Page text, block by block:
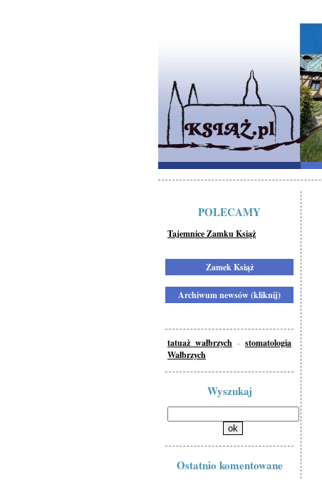
POLECAMY
Tajemnice Zamku Książ
Zamek Książ
Archiwum newsów (kliknij)
tatuaż wałbrzych - stomatologia
Wałbrzych
Wyszukaj
Ostatnio komentowane